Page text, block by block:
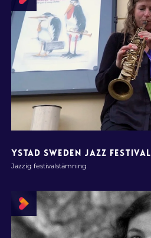
YSTAD SWEDEN JAZZ FESTIVAL
Jazzig festivalstämning